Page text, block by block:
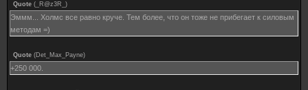
Quote ( _R@z3R_ )
Эммм... Холмс все равно круче. Тем более, что он тоже не прибегает к силовым
методам =)
Quote (Det_Max_Payne)
+250 000.